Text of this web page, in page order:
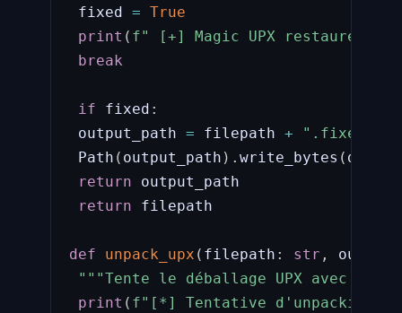
fixed = True
print ( f" [+] Magic UPX restauré à
break
if fixed :
output_path = filepath +
".fixed"
Path ( output_path ) . write_bytes ( data
return output_path
return filepath
def unpack_upx ( filepath : str ,
"""Tente le déballage UPX avec
print ( f"[*] Tentative d'unpacking